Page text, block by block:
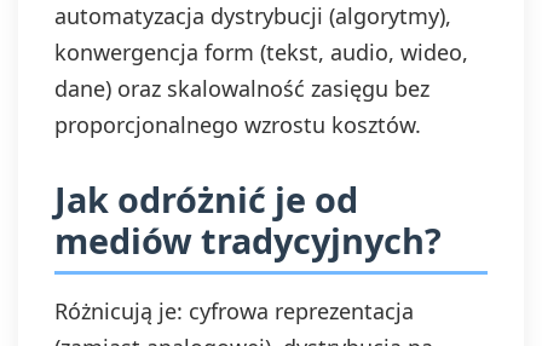
automatyzacja dystrybucji (algorytmy),
konwergencja form (tekst, audio, wideo,
dane) oraz skalowalność zasięgu bez
proporcjonalnego wzrostu kosztów.
Jak odróżnić je od
mediów tradycyjnych?
Różnicują je: cyfrowa reprezentacja